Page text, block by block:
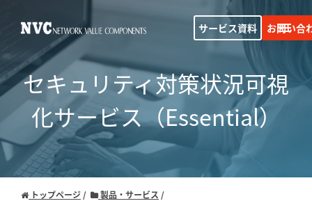
サービス資料 お問い合
セキュリティ対策状況可視
化サービス（Essential）
トップページ
製品・サービス